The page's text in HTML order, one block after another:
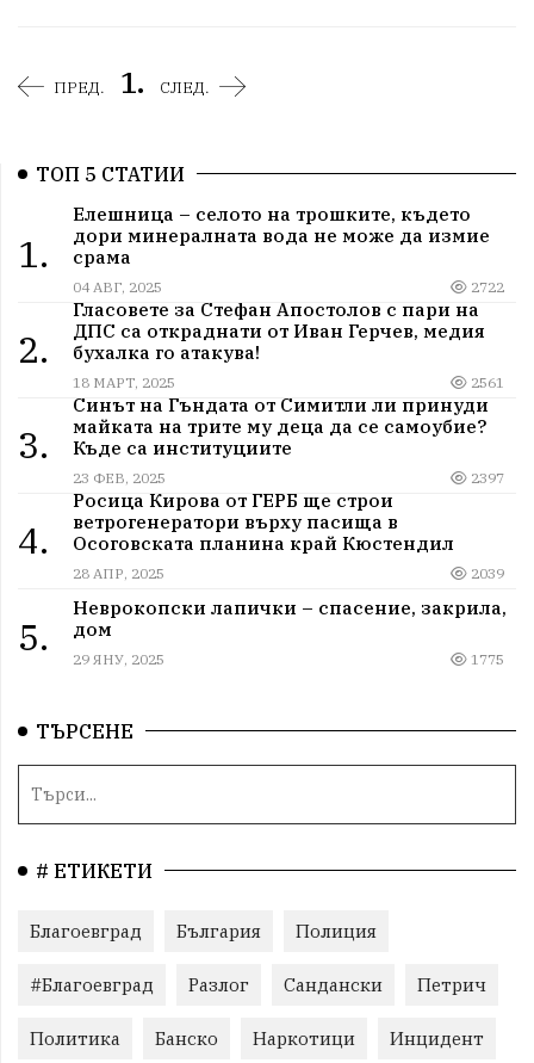
ПРЕД. 1. СЛЕД.
ТОП 5 СТАТИИ
1.
Елешница – селото на трошките, където
дори минералната вода не може да измие
срама
04 АВГ, 2025 2722
2.
Гласовете за Стефан Апостолов с пари на
ДПС са откраднати от Иван Герчев, медия
бухалка го атакува!
18 МАРТ, 2025 2561
3.
Синът на Гъндата от Симитли ли принуди
майката на трите му деца да се самоубие?
Къде са институциите
23 ФЕВ, 2025 2397
4.
Росица Кирова от ГЕРБ ще строи
ветрогенератори върху пасища в
Осоговската планина край Кюстендил
28 АПР, 2025 2039
5.
Неврокопски лапички – спасение, закрила,
дом
29 ЯНУ, 2025 1775
ТЪРСЕНЕ
# ЕТИКЕТИ
Благоевград България Полиция
#Благоевград Разлог Сандански Петрич
Политика Банско Наркотици Инцидент